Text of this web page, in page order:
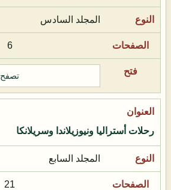
المجلد السادس
6
تصفح
رحلات أستراليا ونيوزيلاندا وسريلانكا
المجلد السابع
21